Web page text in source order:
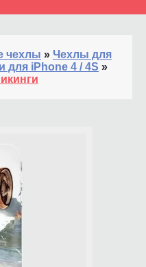
чехлы » Чехлы для
iPhone 4 / 4S »